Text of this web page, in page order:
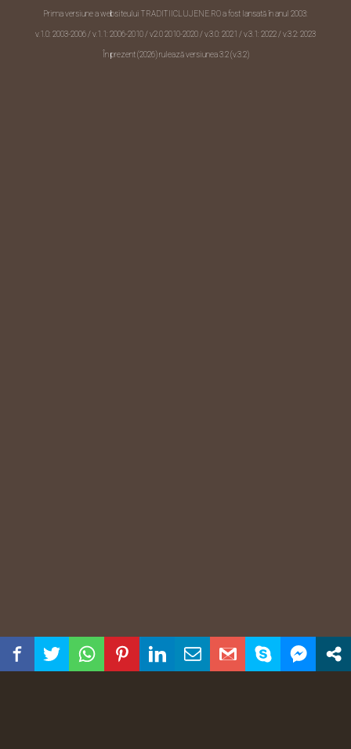
Prima versiune a websiteului TRADITIICLUJENE.RO a fost lansată în anul 2003:
v.1.0: 2003-2006 / v.1.1: 2006-2010 /v2.0 2010-2020 / v.3.0: 2021 / v.3.1: 2022 / v.3.2: 2023
În prezent (2026) rulează versiunea 3.2 (v.3.2)